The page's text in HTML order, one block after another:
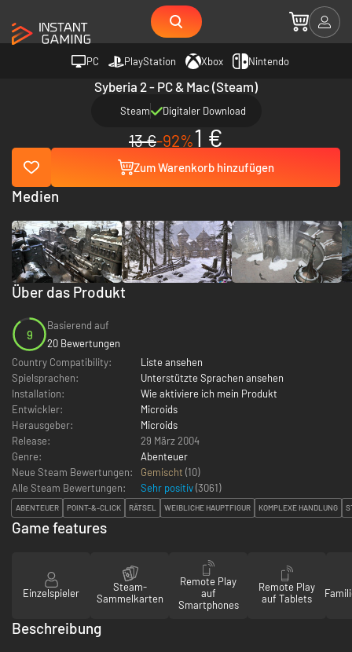
PC PlayStation Xbox Nintendo
Syberia 2 - PC & Mac (Steam)
Steam Digitaler Download
13 €-92%1 €
Zum Warenkorb hinzufügen
Über das Produkt
9
Basierend auf
20 Bewertungen
Country Compatibility:
Liste ansehen
Spielsprachen:
Unterstützte Sprachen ansehen
Installation:
Wie aktiviere ich mein Produkt
Entwickler:
Microids
Herausgeber:
Microids
Release:
29 März 2004
Genre:
Abenteuer
Neue Steam Bewertungen:
Gemischt (10)
Alle Steam Bewertungen:
Sehr positiv(3061)
ABENTEUER POINT-&-CLICK RÄTSEL WEIBLICHE HAUPTFIGUR KOMPLEXE HANDLUNG
Medien
Game features
Einzelspieler
Steam-
Sammelkarten
Remote Play
auf
Smartphones
Remote Play
auf Tablets
Beschreibung